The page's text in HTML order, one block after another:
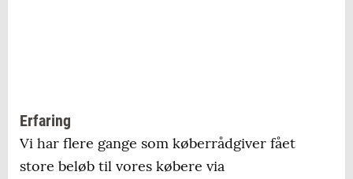
Erfaring
Vi har flere gange som køberrådgiver fået
store beløb til vores købere via